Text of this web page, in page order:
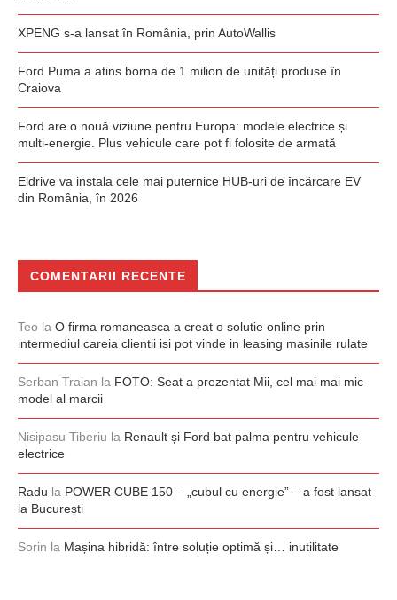
XPENG s-a lansat în România, prin AutoWallis
Ford Puma a atins borna de 1 milion de unități produse în
Craiova
Ford are o nouă viziune pentru Europa: modele electrice și
multi-energie. Plus vehicule care pot fi folosite de armată
Eldrive va instala cele mai puternice HUB-uri de încărcare EV
din România, în 2026
COMENTARII RECENTE
Teo la O firma romaneasca a creat o solutie online prin
intermediul careia clientii isi pot vinde in leasing masinile rulate
Serban Traian la FOTO: Seat a prezentat Mii, cel mai mai mic
model al marcii
Nisipasu Tiberiu la Renault și Ford bat palma pentru vehicule
electrice
Radu la POWER CUBE 150 – „cubul cu energie” – a fost lansat
la București
Sorin la Mașina hibridă: între soluție optimă și… inutilitate